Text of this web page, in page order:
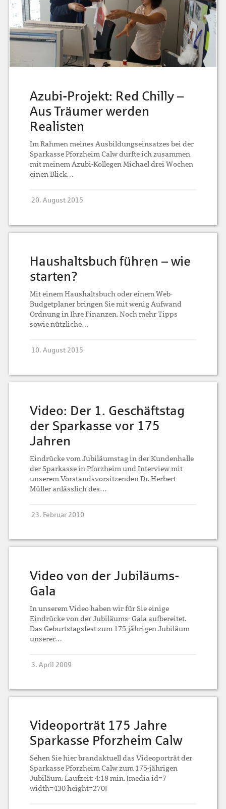
Azubi-Projekt: Red Chilly –
Aus Träumer werden
Realisten
Im Rahmen meines Ausbildungseinsatzes bei der
Sparkasse Pforzheim Calw durfte ich zusammen
mit meinem Azubi-Kollegen Michael drei Wochen
einen Blick…
20. August 2015
Haushaltsbuch führen – wie
starten?
Mit einem Haushaltsbuch oder einem Web-
Budgetplaner bringen Sie mit wenig Aufwand
Ordnung in Ihre Finanzen. Noch mehr Tipps
sowie nützliche…
10. August 2015
Video: Der 1. Geschäftstag
der Sparkasse vor 175
Jahren
Eindrücke vom Jubiläumstag in der Kundenhalle
der Sparkasse in Pforzheim und Interview mit
unserem Vorstandsvorsitzenden Dr. Herbert
Müller anlässlich des…
23. Februar 2010
Video von der Jubiläums-
Gala
In unserem Video haben wir für Sie einige
Eindrücke von der Jubiläums- Gala aufbereitet.
Das Geburtstagsfest zum 175-jährigen Jubiläum
unserer…
3. April 2009
Videoporträt 175 Jahre
Sparkasse Pforzheim Calw
Sehen Sie hier brandaktuell das Videoporträt der
Sparkasse Pforzheim Calw zum 175-jährigen
Jubiläum. Laufzeit: 4:18 min. [media id=7
width=430 height=270]